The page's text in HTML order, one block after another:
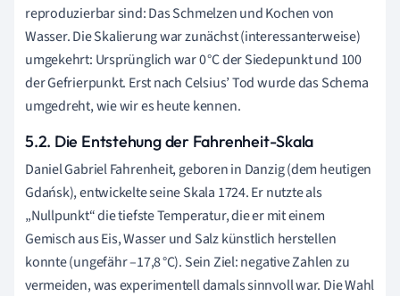
reproduzierbar sind: Das Schmelzen und Kochen von
Wasser. Die Skalierung war zunächst (interessanterweise)
umgekehrt: Ursprünglich war 0 °C der Siedepunkt und 100
der Gefrierpunkt. Erst nach Celsius’ Tod wurde das Schema
umgedreht, wie wir es heute kennen.
5.2. Die Entstehung der Fahrenheit-Skala
Daniel Gabriel Fahrenheit, geboren in Danzig (dem heutigen
Gdańsk), entwickelte seine Skala 1724. Er nutzte als
„Nullpunkt“ die tiefste Temperatur, die er mit einem
Gemisch aus Eis, Wasser und Salz künstlich herstellen
konnte (ungefähr –17,8 °C). Sein Ziel: negative Zahlen zu
vermeiden, was experimentell damals sinnvoll war. Die Wahl